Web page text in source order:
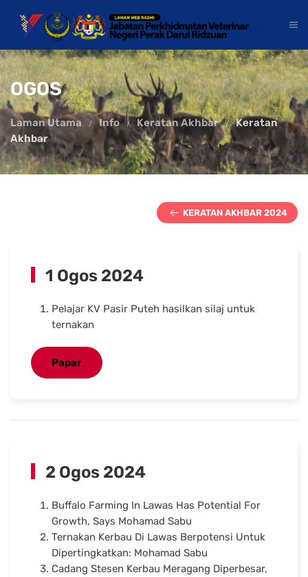
OGOS
Laman Utama Info Keratan Akhbar
Keratan
Akhbar
KERATAN AKHBAR 2024
1 Ogos 2024
Pelajar KV Pasir Puteh hasilkan silaj untuk
ternakan
Papar
2 Ogos 2024
Buffalo Farming In Lawas Has Potential For
Growth, Says Mohamad Sabu
Ternakan Kerbau Di Lawas Berpotensi Untuk
Dipertingkatkan: Mohamad Sabu
Cadang Stesen Kerbau Meragang Diperbesar,